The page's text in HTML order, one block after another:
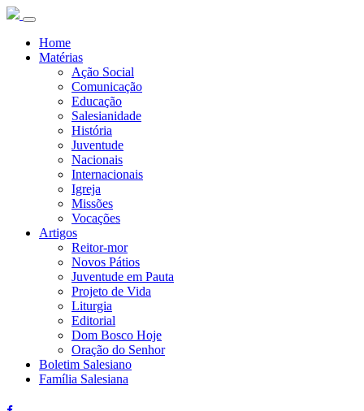
Home
Matérias
Ação Social
Comunicação
Educação
Salesianidade
História
Juventude
Nacionais
Internacionais
Igreja
Missões
Vocações
Artigos
Reitor-mor
Novos Pátios
Juventude em Pauta
Projeto de Vida
Liturgia
Editorial
Dom Bosco Hoje
Oração do Senhor
Boletim Salesiano
Família Salesiana